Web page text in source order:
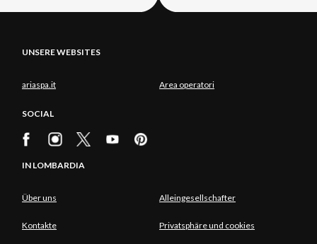
UNSERE WEBSITES
ariaspa.it Area operatori
SOCIAL
IN LOMBARDIA
Über uns Alleingesellschafter
Kontakte Privatsphäre und cookies